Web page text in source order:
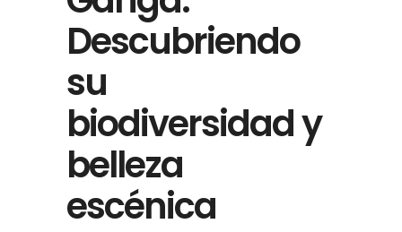
Descubriendo
su
biodiversidad y
belleza
escénica